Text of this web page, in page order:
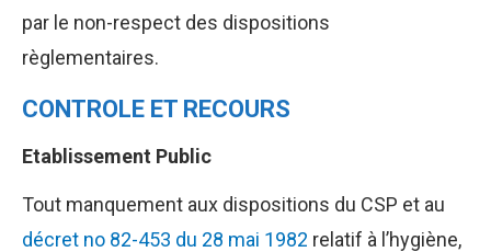
par le non-respect des dispositions
règlementaires.
CONTROLE ET RECOURS
Etablissement Public
Tout manquement aux dispositions du CSP et au
décret no 82-453 du 28 mai 1982 relatif à l’hygiène,